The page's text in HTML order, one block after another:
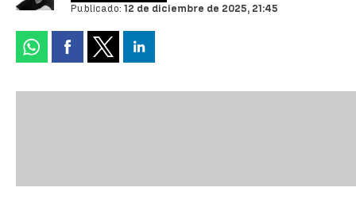
Publicado: 12 de diciembre de 2025, 21:45